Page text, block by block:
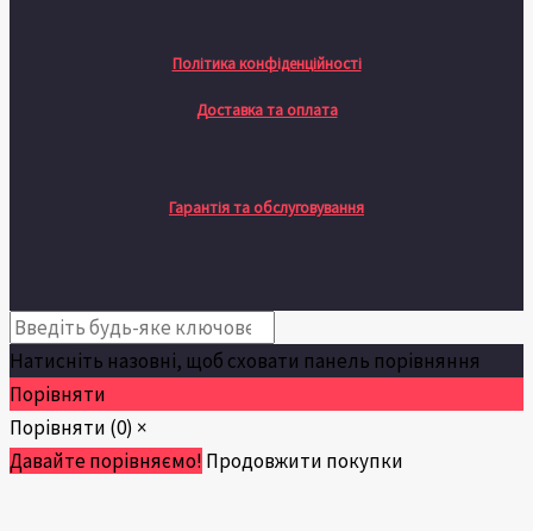
Політика конфіденційності
Доставка та оплата
Гарантія та обслуговування
Натисніть назовні, щоб сховати панель порівняння
Порівняти
Порівняти (0) ×
Давайте порівняємо! Продовжити покупки